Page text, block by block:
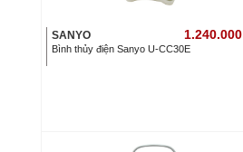
SANYO 1.240.000
Bình thủy điện Sanyo U-CC30E